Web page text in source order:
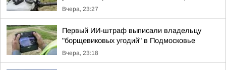
Вчера, 23:27
Первый ИИ-штраф выписали владельцу
"борщевиковых угодий" в Подмосковье
Вчера, 23:18